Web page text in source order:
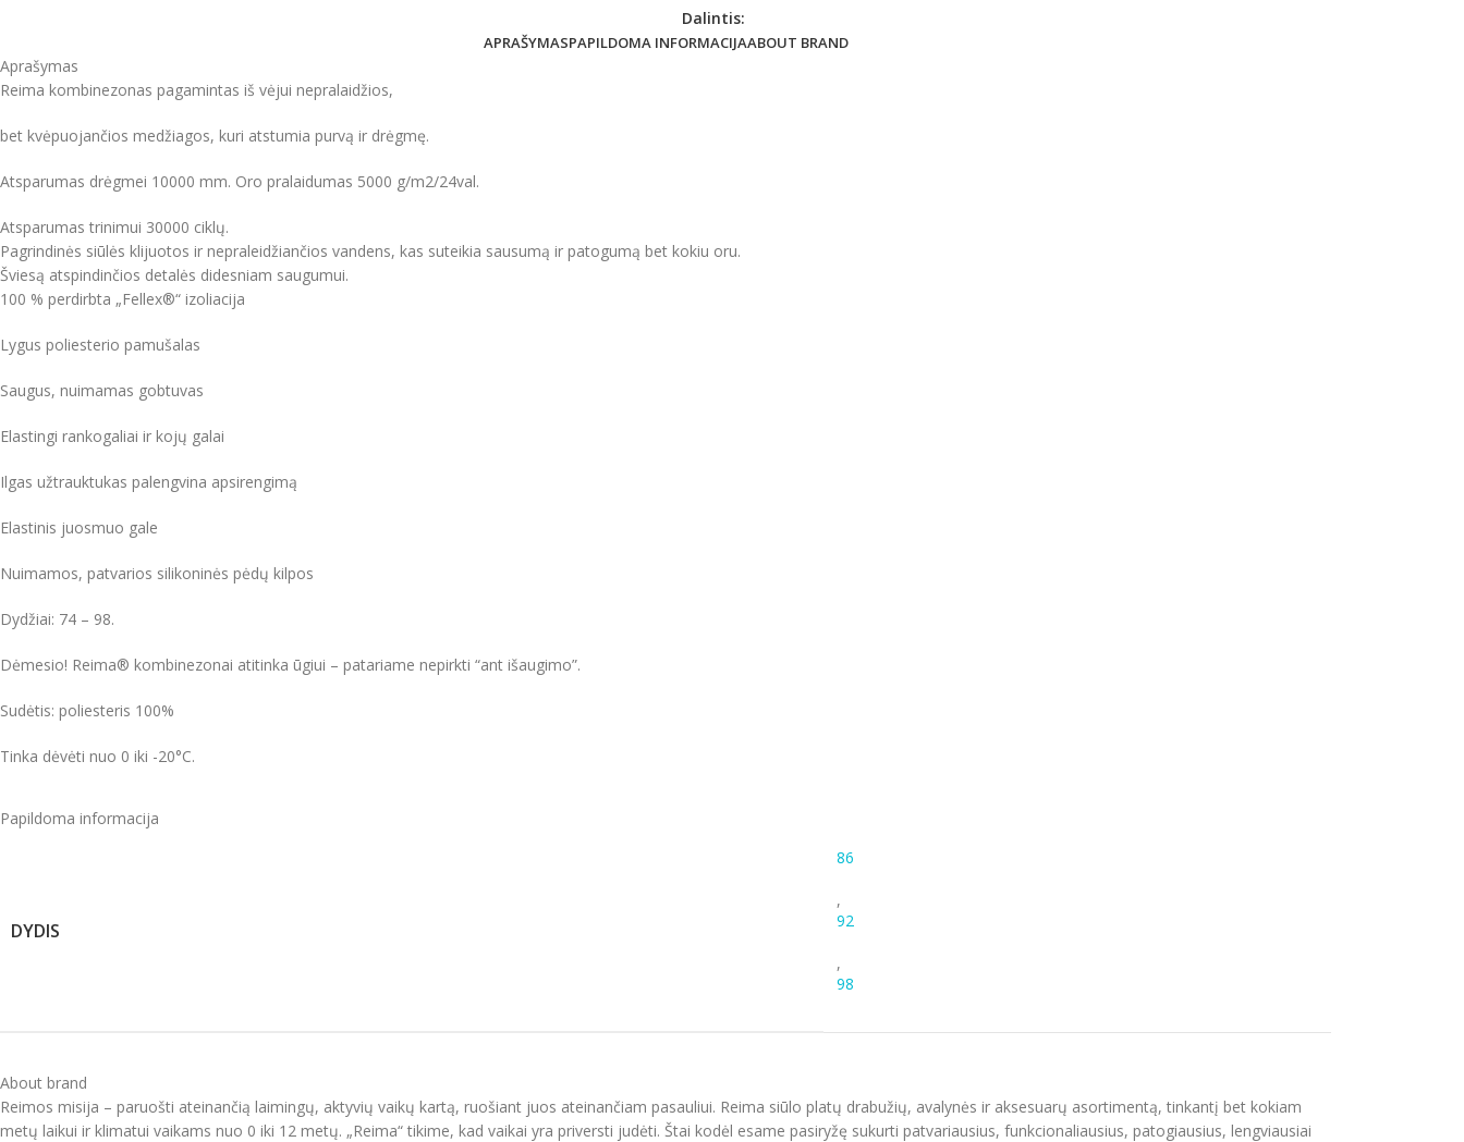
Dalintis:
APRAŠYMASPAPILDOMA INFORMACIJAABOUT BRAND
Aprašymas
Reima kombinezonas pagamintas iš vėjui nepralaidžios,
bet kvėpuojančios medžiagos, kuri atstumia purvą ir drėgmę.
Atsparumas drėgmei 10000 mm. Oro pralaidumas 5000 g/m2/24val.
Atsparumas trinimui 30000 ciklų.
Pagrindinės siūlės klijuotos ir nepraleidžiančios vandens, kas suteikia sausumą ir patogumą bet kokiu oru.
Šviesą atspindinčios detalės didesniam saugumui.
100 % perdirbta „Fellex®“ izoliacija
Lygus poliesterio pamušalas
Saugus, nuimamas gobtuvas
Elastingi rankogaliai ir kojų galai
Ilgas užtrauktukas palengvina apsirengimą
Elastinis juosmuo gale
Nuimamos, patvarios silikoninės pėdų kilpos
Dydžiai: 74 – 98.
Dėmesio! Reima® kombinezonai atitinka ūgiui – patariame nepirkti “ant išaugimo”.
Sudėtis: poliesteris 100%
Tinka dėvėti nuo 0 iki -20°C.
Papildoma informacija
DYDIS
86
,
92
,
98
About brand
Reimos misija – paruošti ateinančią laimingų, aktyvių vaikų kartą, ruošiant juos ateinančiam pasauliui. Reima siūlo platų drabužių, avalynės ir aksesuarų asortimentą, tinkantį bet kokiam
metų laikui ir klimatui vaikams nuo 0 iki 12 metų. „Reima“ tikime, kad vaikai yra priversti judėti. Štai kodėl esame pasiryžę sukurti patvariausius, funkcionaliausius, patogiausius, lengviausiai